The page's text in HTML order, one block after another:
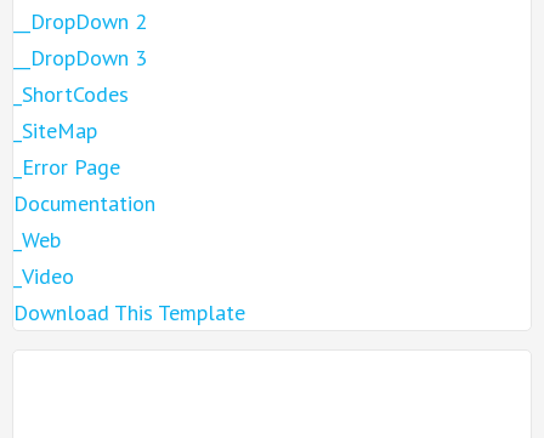
__DropDown 2
__DropDown 3
_ShortCodes
_SiteMap
_Error Page
Documentation
_Web
_Video
Download This Template